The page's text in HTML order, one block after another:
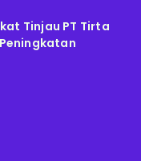
Tinjau PT Tirta